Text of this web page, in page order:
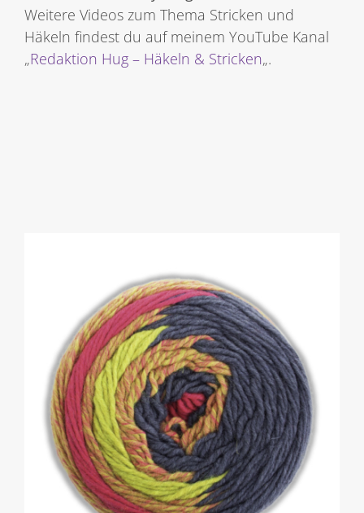
Weitere Videos zum Thema Stricken und
Häkeln findest du auf meinem YouTube Kanal
„Redaktion Hug – Häkeln & Stricken„.